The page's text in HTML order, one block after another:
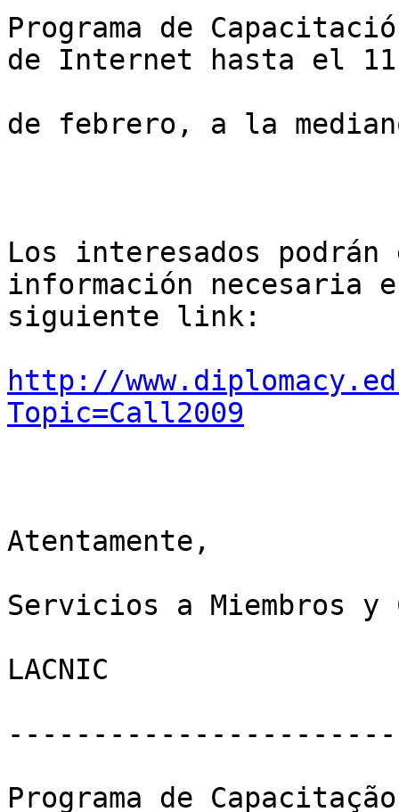
Programa de
de Internet hasta el 11
de febrero, a la
Los interesados
información necesaria
siguiente link:
http://
Topic=Call2009
Atentamente,
Servicios a Miembros y
LACNIC
Programa de